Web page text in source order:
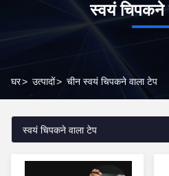
स्वयं चिपकने
घर> उत्पादों> चीन स्वयं चिपकने वाला टेप
स्वयं चिपकने वाला टेप